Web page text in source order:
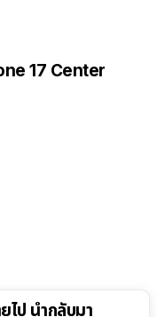
17 Center
ไป นำกลับมา